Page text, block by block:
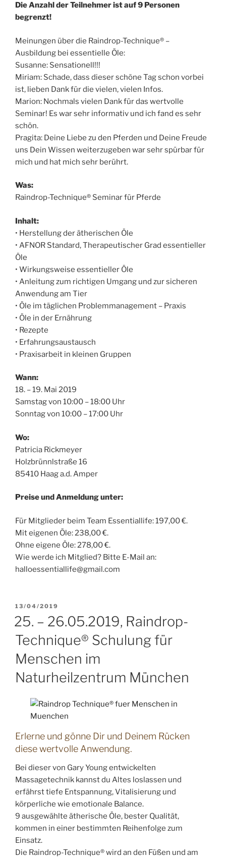
Die Anzahl der Teilnehmer ist auf 9 Personen
begrenzt!
Meinungen über die Raindrop-Technique® –
Ausbildung bei essentielle Öle:
Susanne: Sensationell!!!
Miriam: Schade, dass dieser schöne Tag schon vorbei
ist, lieben Dank für die vielen, vielen Infos.
Marion: Nochmals vielen Dank für das wertvolle
Seminar! Es war sehr informativ und ich fand es sehr
schön.
Pragita: Deine Liebe zu den Pferden und Deine Freude
uns Dein Wissen weiterzugeben war sehr spürbar für
mich und hat mich sehr berührt.
Was:
Raindrop-Technique® Seminar für Pferde
Inhalt:
• Herstellung der ätherischen Öle
• AFNOR Standard, Therapeutischer Grad essentieller
Öle
• Wirkungsweise essentieller Öle
• Anleitung zum richtigen Umgang und zur sicheren
Anwendung am Tier
• Öle im täglichen Problemmanagement – Praxis
• Öle in der Ernährung
• Rezepte
• Erfahrungsaustausch
• Praxisarbeit in kleinen Gruppen
Wann:
18. – 19. Mai 2019
Samstag von 10:00 – 18:00 Uhr
Sonntag von 10:00 – 17:00 Uhr
Wo:
Patricia Rickmeyer
Holzbrünnlstraße 16
85410 Haag a.d. Amper
Preise und Anmeldung unter:
Für Mitglieder beim Team Essentiallife: 197,00 €.
Mit eigenen Öle: 238,00 €.
Ohne eigene Öle: 278,00 €.
Wie werde ich Mitglied? Bitte E-Mail an:
halloessentiallife@gmail.com
VERÖFFENTLICHT
AM
13/04/2019
25. – 26.05.2019, Raindrop-
Technique® Schulung für
Menschen im
Naturheilzentrum München
Erlerne und gönne Dir und Deinem Rücken
diese wertvolle Anwendung.
Bei dieser von Gary Young entwickelten
Massagetechnik kannst du Altes loslassen und
erfährst tiefe Entspannung, Vitalisierung und
körperliche wie emotionale Balance.
9 ausgewählte ätherische Öle, bester Qualität,
kommen in einer bestimmten Reihenfolge zum
Einsatz.
Die Raindrop-Technique® wird an den Füßen und am